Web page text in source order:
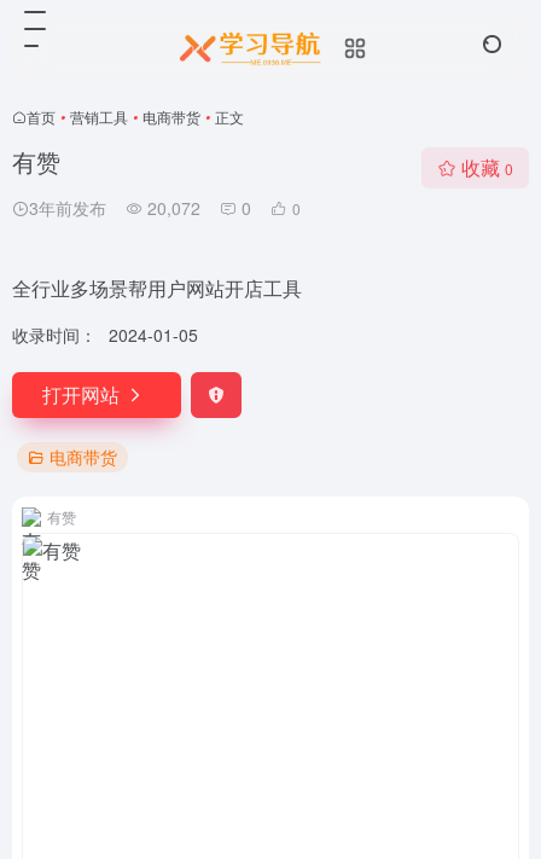
首页 • 营销工具 • 电商带货 • 正文
有赞
3年前发布 20,072 0 0
收藏 0
全行业多场景帮用户网站开店工具
收录时间： 2024-01-05
打开网站
电商带货
有赞